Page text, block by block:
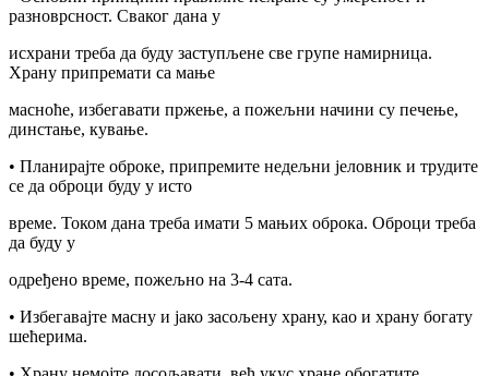
разноврсност. Сваког дана у
исхрани треба да буду заступљене све групе намирница.
Храну припремати са мање
масноће, избегавати пржење, а пожељни начини су печење,
динстање, кување.
• Планирајте оброке, припремите недељни јеловник и трудите
се да оброци буду у исто
време. Током дана треба имати 5 мањих оброка. Оброци треба
да буду у
одређено време, пожељно на 3-4 сата.
• Избегавајте масну и јако засољену храну, као и храну богату
шећерима.